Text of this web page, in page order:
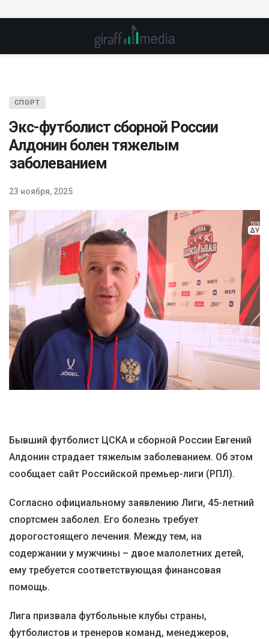
СПОРТ
Экс-футболист сборной России
Алдонин болен тяжелым
заболеванием
23 ноября, 2025
Бывший футболист ЦСКА и сборной России Евгений
Алдонин страдает тяжелым заболеванием. Об этом
сообщает сайт Российской премьер-лиги (РПЛ).
Согласно официальному заявлению Лиги, 45-летний
спортсмен заболел. Его болезнь требует
дорогостоящего лечения. Между тем, на
содержании у мужчины – двое малолетних детей,
ему требуется соответствующая финансовая
помощь.
Лига призвала футбольные клубы страны,
футболистов и тренеров команд, менеджеров,